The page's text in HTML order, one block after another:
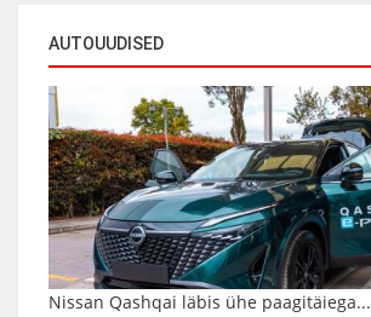
AUTOUUDISED
Nissan Qashqai läbis ühe paagitäiega...